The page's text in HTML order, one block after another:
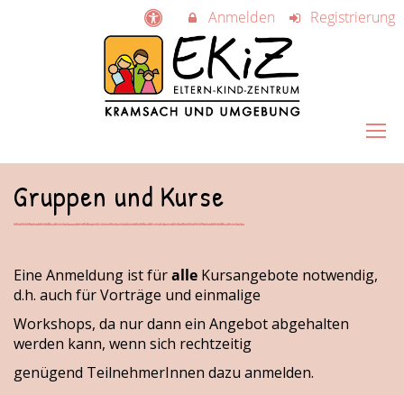
Anmelden Registrierung
Gruppen und Kurse
Eine Anmeldung ist füralle Kursangebote notwendig,
d.h. auch für Vorträge und einmalige
Workshops, da nur dann ein Angebot abgehalten
werden kann, wenn sich rechtzeitig
genügend TeilnehmerInnen dazu anmelden.